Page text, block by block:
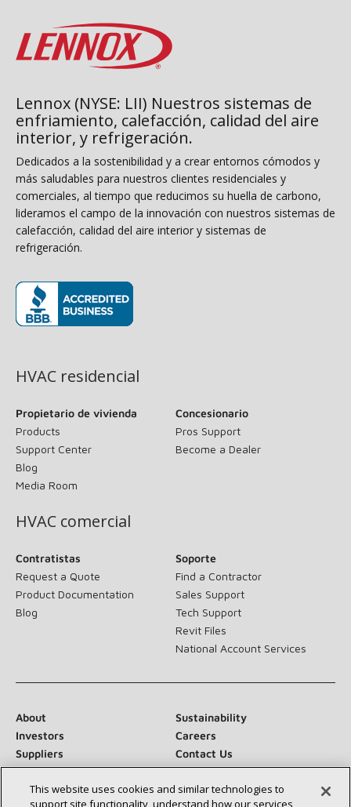
Lennox (NYSE: LII) Nuestros sistemas de
enfriamiento, calefacción, calidad del aire
interior, y refrigeración.
Dedicados a la sostenibilidad y a crear entornos cómodos y
más saludables para nuestros clientes residenciales y
comerciales, al tiempo que reducimos su huella de carbono,
lideramos el campo de la innovación con nuestros sistemas de
calefacción, calidad del aire interior y sistemas de
refrigeración.
HVAC residencial
Propietario de vivienda
Products
Support Center
Blog
Media Room
Concesionario
Pros Support
Become a Dealer
HVAC comercial
Contratistas
Request a Quote
Product Documentation
Blog
Soporte
Find a Contractor
Sales Support
Tech Support
Revit Files
National Account Services
About
Sustainability
Investors
Careers
Suppliers
Contact Us
Newsroom
This website uses cookies and similar technologies to
support site functionality, understand how our services